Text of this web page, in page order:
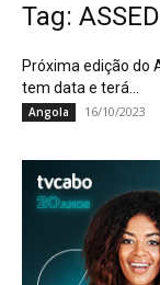
Tag: ASSED
Próxima edição do
tem data e terá...
Angola 16/10/2023